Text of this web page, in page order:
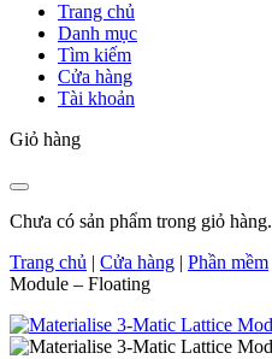
Trang chủ
Danh mục
Tìm kiếm
Cửa hàng
Tài khoản
Giỏ hàng
Chưa có sản phẩm trong giỏ hàng.
Trang chủ | Cửa hàng | Phần mềm
Module – Floating